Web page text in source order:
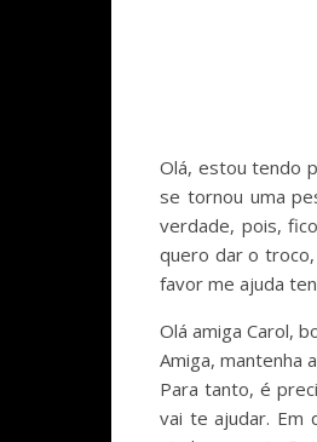
Olá, estou tendo
se tornou uma
verdade, pois,
quero dar o
favor me ajuda
Olá amiga Carol,
Amiga, mantenha
Para tanto, é
vai te ajudar. Em